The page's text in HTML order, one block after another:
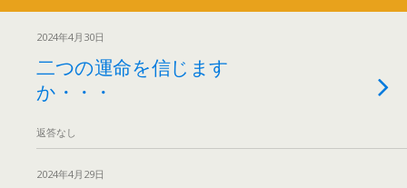
2024年4月30日
二つの運命を信じます
か・・・
返答なし
2024年4月29日